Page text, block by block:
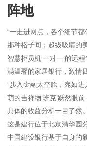
阵地
“一走进网点，各个细节
那种格子间；超级吸睛的
智慧柜员机‘一对一’的远
满温馨的家居银行，激情
“步入金融太空舱，宛如
萌的吉祥物‘班克’跃然眼
具体的收益分析一目了然
这是建行位于北京清华园
中国建设银行基于自身的